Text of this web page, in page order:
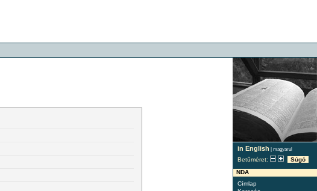
in English | magyarul
Betűméret:
Súgó
NDA
Címlap